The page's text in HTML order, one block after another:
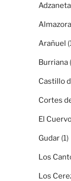
Almazora
Arañuel
Burriana
Castillo
Cortes
El
Gudar (1)
Los
Los